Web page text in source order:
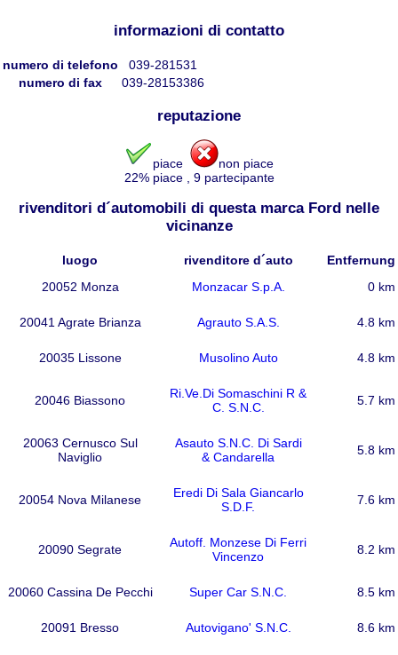
informazioni di contatto
numero di telefono
039-281531
numero di fax
039-28153386
reputazione
piace
non piace
22% piace , 9partecipante
rivenditori d´automobili di questa marca Ford nelle
vicinanze
luogo rivenditore d´auto
Entfernung
20052 Monza
Monzacar S.p.A. 0 km
20041 Agrate Brianza Agrauto S.A.S. 4.8 km
20035 Lissone Musolino Auto 4.8 km
20046 Biassono
Ri.Ve.Di Somaschini R &
C. S.N.C.
5.7 km
20063 Cernusco Sul
Naviglio
Asauto S.N.C. Di Sardi
& Candarella
5.8 km
20054 Nova Milanese
Eredi Di Sala Giancarlo
S.D.F.
7.6 km
20090 Segrate
Autoff. Monzese Di Ferri
Vincenzo
8.2 km
20060 Cassina De Pecchi Super Car S.N.C. 8.5 km
20091 Bresso Autovigano' S.N.C. 8.6 km